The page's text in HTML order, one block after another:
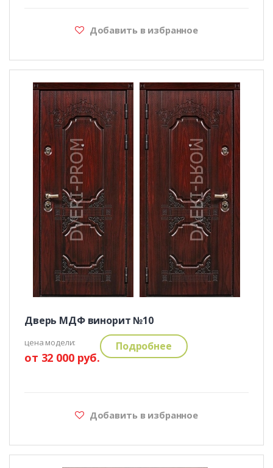
Добавить в избранное
Дверь МДФ винорит №10
цена модели:
от 32 000 руб.
Подробнее
Добавить в избранное